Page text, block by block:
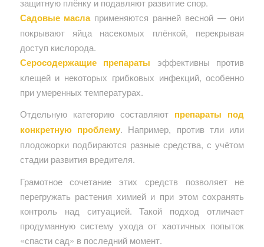
Садовые маслаприменяются ранней весной — они
покрывают яйца насекомых плёнкой, перекрывая
доступ кислорода.
Серосодержащие препараты эффективны против
клещей и некоторых грибковых инфекций, особенно
при умеренных температурах.
Отдельную категорию составляют препараты под
конкретную проблему. Например, против тли или
плодожорки подбираются разные средства, с учётом
стадии развития вредителя.
Грамотное сочетание этих средств позволяет не
перегружать растения химией и при этом сохранять
контроль над ситуацией. Такой подход отличает
продуманную систему ухода от хаотичных попыток
«спасти сад» в последний момент.